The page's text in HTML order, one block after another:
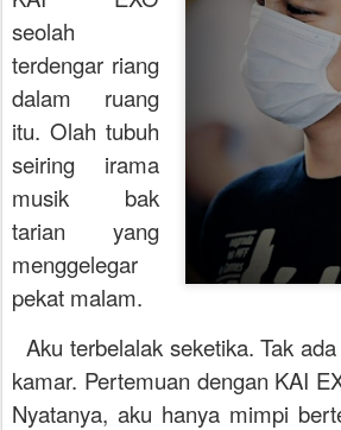
seolah
terdengar riang
dalam ruang
itu. Olah tubuh
seiring irama
musik bak
tarian yang
menggelegar
pekat malam.
Aku terbelalak seketika. Tak
kamar. Pertemuan dengan KAI
Nyatanya, aku hanya mimpi